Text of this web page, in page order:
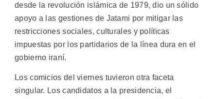
desde la revolución islámica de 1979, dio un sólido
apoyo a las gestiones de Jatami por mitigar las
restricciones sociales, culturales y políticas
impuestas por los partidarios de la línea dura en el
gobierno iraní.
Los comicios del viernes tuvieron otra faceta
singular. Los candidatos a la presidencia, el